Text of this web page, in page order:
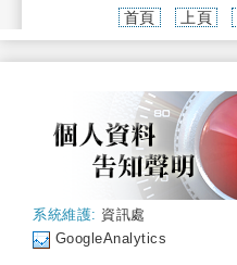
首頁 上頁
系統維護: 資訊處
GoogleAnalytics